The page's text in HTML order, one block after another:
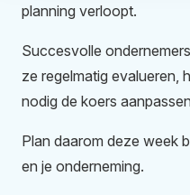
planning verloopt.
Succesvolle
ze regelmatig evalueren,
nodig de koers
Plan daarom deze week
en je onderneming.